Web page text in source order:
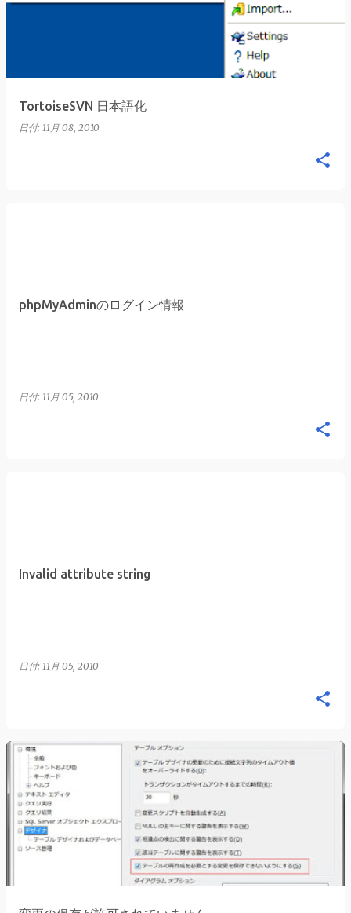
TortoiseSVN 日本語化
日付: 11月 08, 2010
phpMyAdminのログイン情報
日付: 11月 05, 2010
Invalid attribute string
日付: 11月 05, 2010